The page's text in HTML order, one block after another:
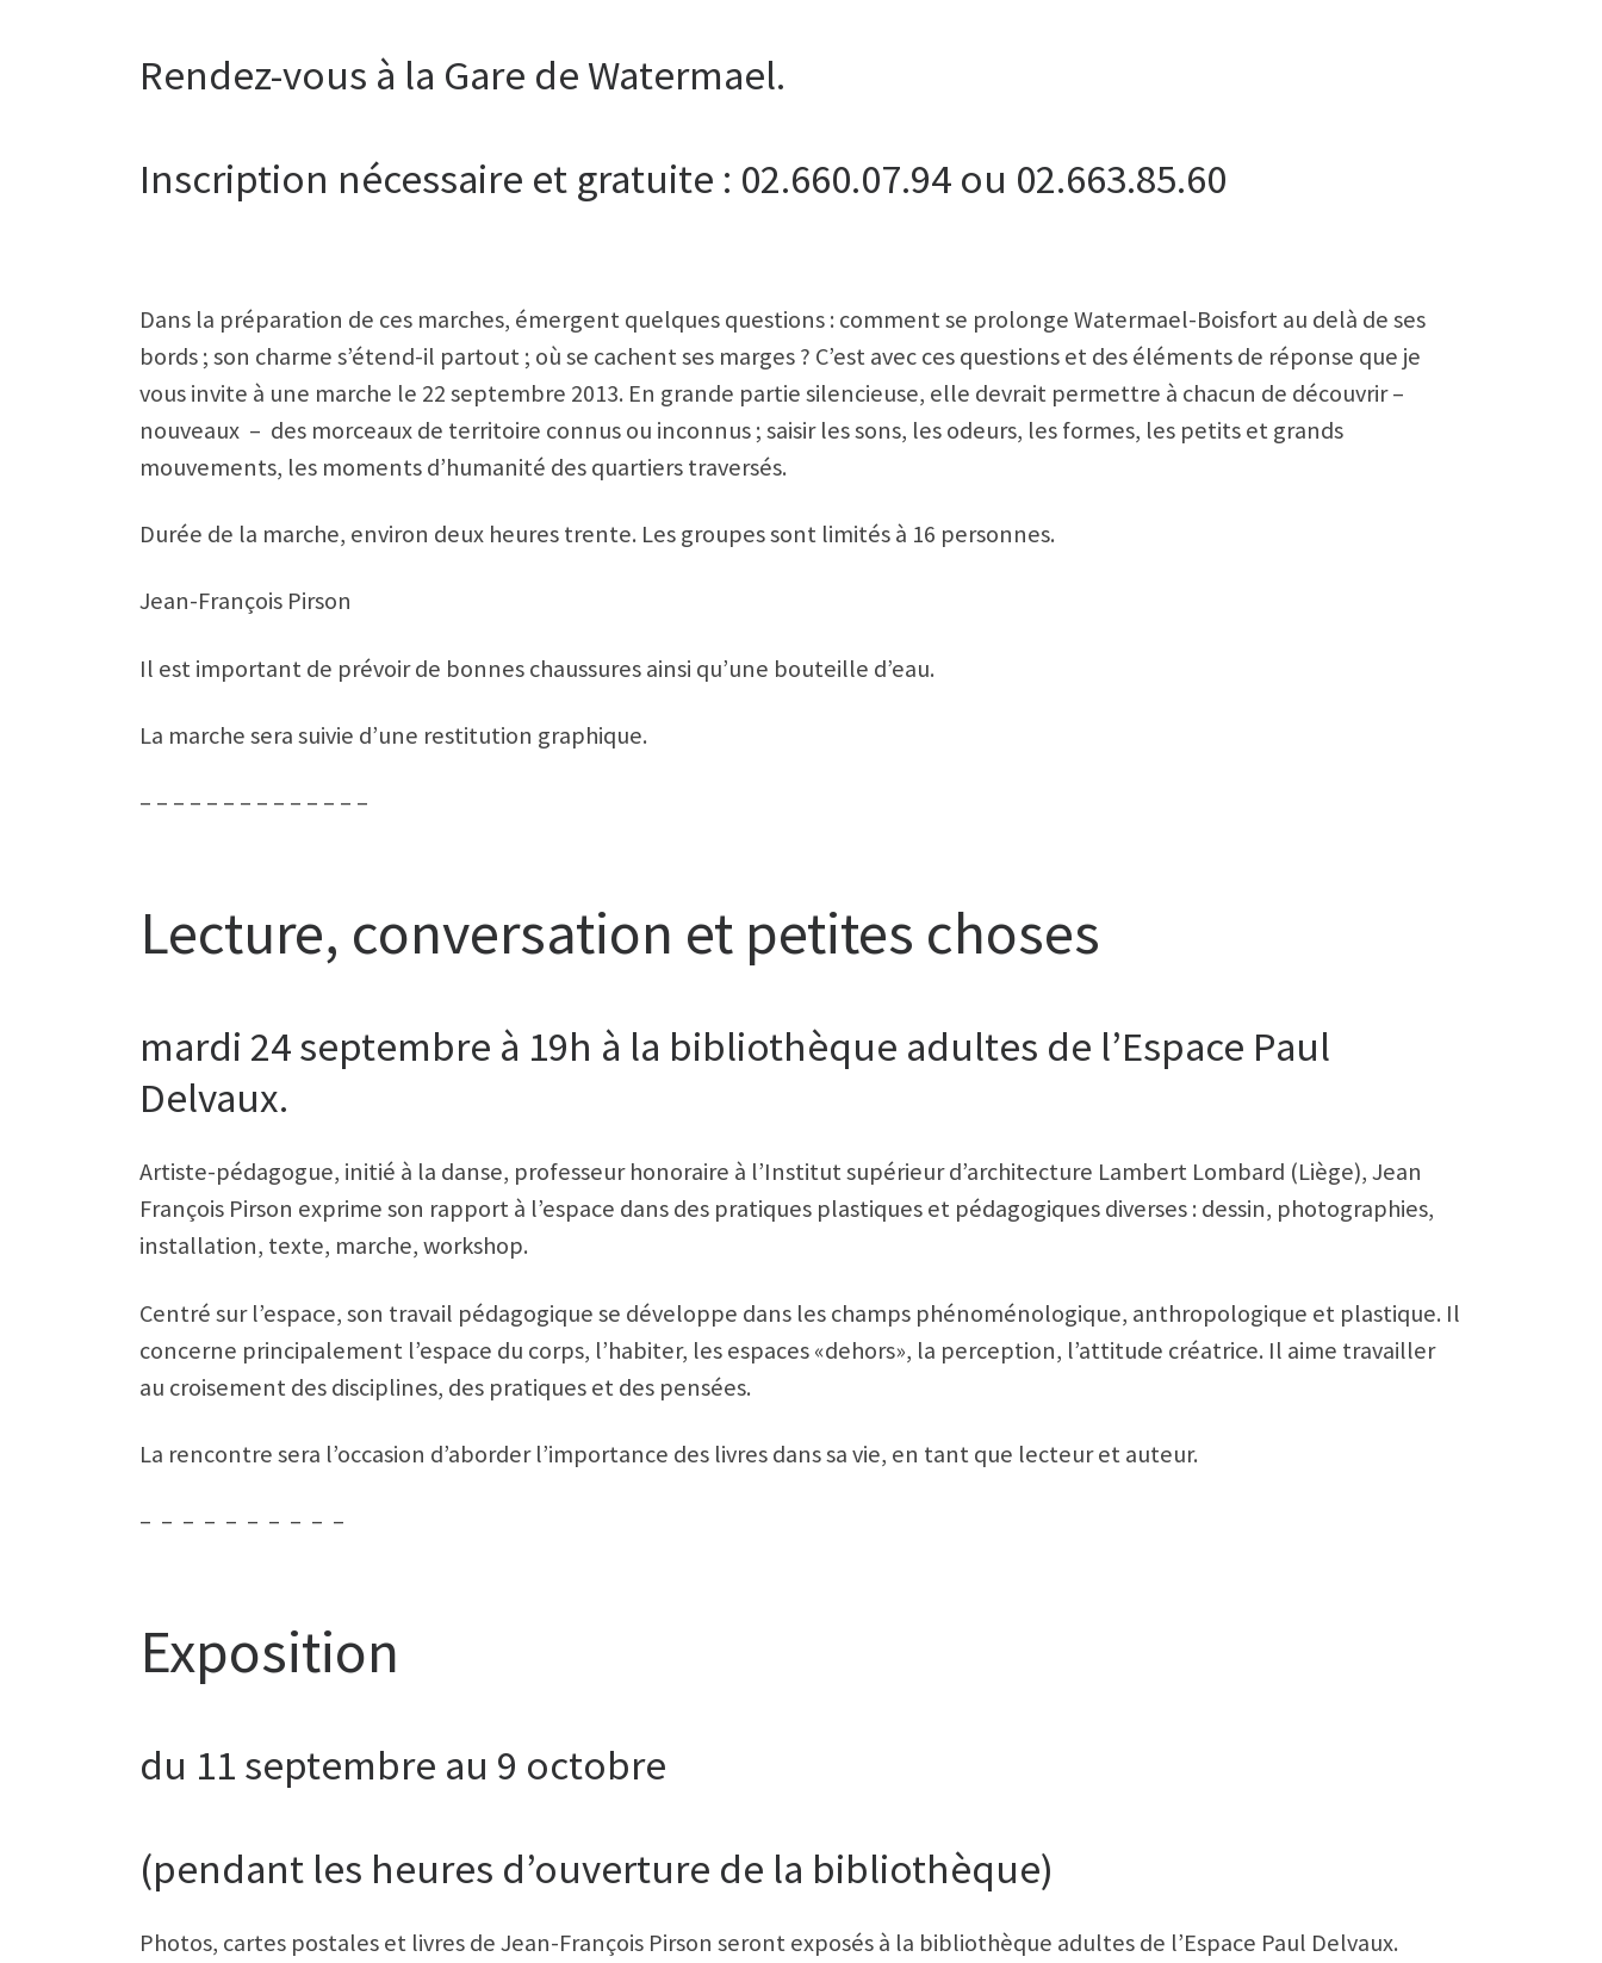
Rendez-vous à la Gare de Watermael.
Inscription nécessaire et gratuite : 02.660.07.94 ou 02.663.85.60
Dans la préparation de ces marches, émergent quelques questions : comment se prolonge Watermael-Boisfort au delà de ses
bords ; son charme s’étend-il partout ; où se cachent ses marges ? C’est avec ces questions et des éléments de réponse que je
vous invite à une marche le 22 septembre 2013. En grande partie silencieuse, elle devrait permettre à chacun de découvrir –
nouveaux – des morceaux de territoire connus ou inconnus ; saisir les sons, les odeurs, les formes, les petits et grands
mouvements, les moments d’humanité des quartiers traversés.
Durée de la marche, environ deux heures trente. Les groupes sont limités à 16 personnes.
Jean-François Pirson
Il est important de prévoir de bonnes chaussures ainsi qu’une bouteille d’eau.
La marche sera suivie d’une restitution graphique.
– – – – – – – – – – – – – –
Lecture, conversation et petites choses
mardi 24 septembre à 19h à la bibliothèque adultes de l’Espace Paul
Delvaux.
Artiste-pédagogue, initié à la danse, professeur honoraire à l’Institut supérieur d’architecture Lambert Lombard (Liège), Jean
François Pirson exprime son rapport à l’espace dans des pratiques plastiques et pédagogiques diverses : dessin, photographies,
installation, texte, marche, workshop.
Centré sur l’espace, son travail pédagogique se développe dans les champs phénoménologique, anthropologique et plastique. Il
concerne principalement l’espace du corps, l’habiter, les espaces «dehors», la perception, l’attitude créatrice. Il aime travailler
au croisement des disciplines, des pratiques et des pensées.
La rencontre sera l’occasion d’aborder l’importance des livres dans sa vie, en tant que lecteur et auteur.
– – – – – – – – – –
Exposition
du 11 septembre au 9 octobre
(pendant les heures d’ouverture de la bibliothèque)
Photos, cartes postales et livres de Jean-François Pirson seront exposés à la bibliothèque adultes de l’Espace Paul Delvaux.